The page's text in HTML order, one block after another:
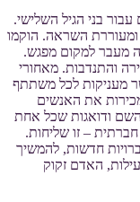
בני הגיל השלישי.
השראה. הוקמו
מעבר למקום מפגש.
והתנדבות. מאחורי
מעניקות לכל משתתף
את האנשים
ודואגות שכל אחת
– זו שליחות.
חדשות, להמשיך
האדם זקוק